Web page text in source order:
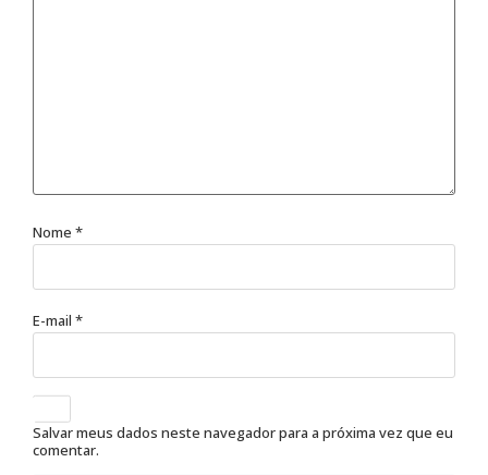
Nome *
E-mail *
Salvar meus dados neste navegador para a próxima vez que eu
comentar.